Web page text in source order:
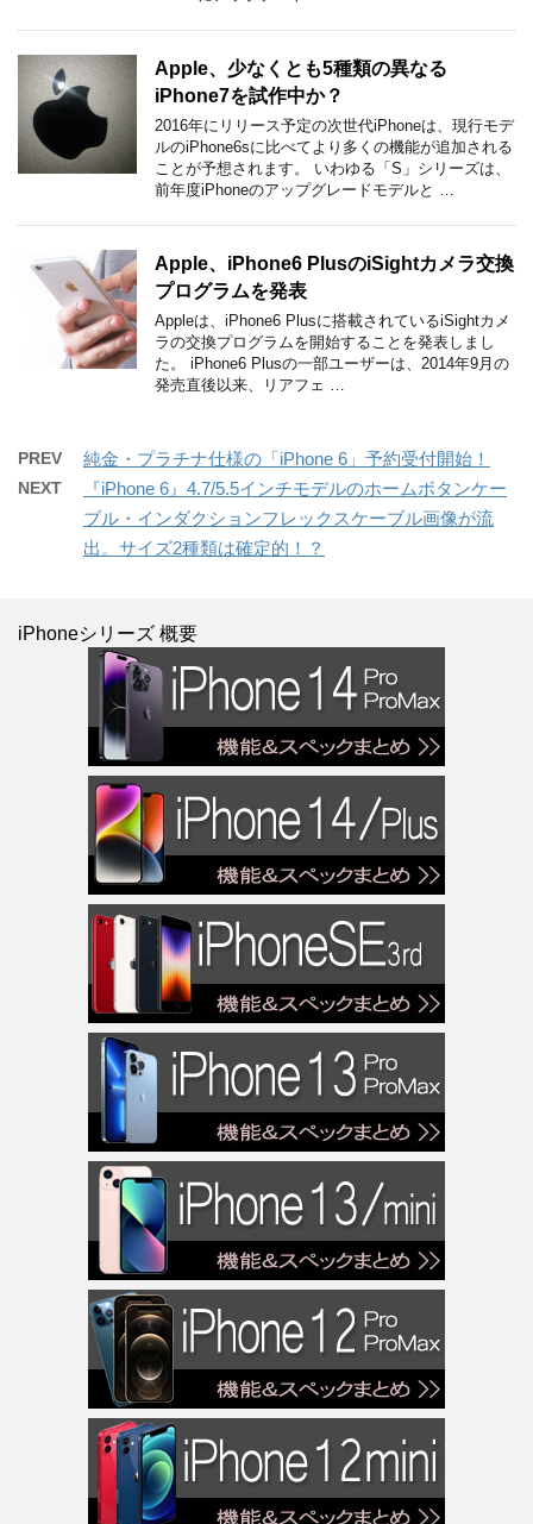
Apple、少なくとも5種類の異なる
iPhone7を試作中か？
2016年にリリース予定の次世代iPhoneは、現行モデ
ルのiPhone6sに比べてより多くの機能が追加される
ことが予想されます。 いわゆる「S」シリーズは、
前年度iPhoneのアップグレードモデルと …
Apple、iPhone6 PlusのiSightカメラ交換
プログラムを発表
Appleは、iPhone6 Plusに搭載されているiSightカメ
ラの交換プログラムを開始することを発表しまし
た。 iPhone6 Plusの一部ユーザーは、2014年9月の
発売直後以来、リアフェ …
PREV 純金・プラチナ仕様の「iPhone 6」予約受付開始！
NEXT
『iPhone 6』4.7/5.5インチモデルのホームボタンケー
ブル・インダクションフレックスケーブル画像が流
出。サイズ2種類は確定的！？
iPhoneシリーズ 概要